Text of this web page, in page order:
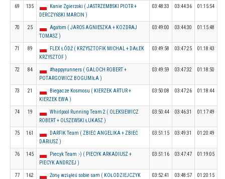
69 135
Kanie Zgierzoki ( JASTRZEMBSKI PIOTR +
DERCZYŃSKI MARCIN )
03:48:33 03:44:36 01:15:54
70 25
Agatom ( JAROS AGNIESZKA + KOZDRAJ
TOMASZ )
03:49:00 03:44:30 01:15:48
71 89
FLEX ŁÓDŹ ( KRZYSZTOFIK MICHAL + DAŁEK
KRZYSZTOF )
03:49:58 03:47:25 01:18:43
72 84
#happyrunners ( GALOCH ROBERT +
POTARGOWICZ BOGUMIŁA )
03:49:59 03:47:32 01:18:50
73 21
Biegacze Kosmosu ( KIERZEK ARTUR +
KIERZEK EWA )
03:50:08 03:47:26 01:18:44
74 19
Whirlpool Running Team 2 ( OLEKSIEWICZ
ROBERT + OLSZEWSKI ŁUKASZ )
03:50:44 03:46:31 01:17:49
75 161
DARFIK Team ( ZBIEĆ ANGELIKA + ZBIEĆ
DARIUSZ )
03:51:15 03:49:31 01:20:49
76 145
Piecyk Team :-) ( PIECYK ARKADIUSZ +
PIECYK ANDRZEJ )
03:51:16 03:47:47 01:19:05
77 162
Żonę wziąłeś sobie sam ( KOŁODZIEJCZYK
03:52:41 03:48:57 01:20:15